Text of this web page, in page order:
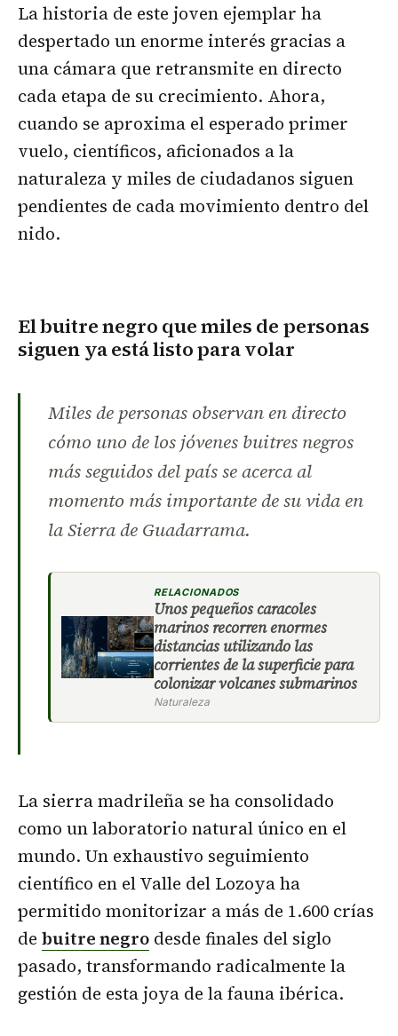
La historia de este joven ejemplar ha
despertado un enorme interés gracias a
una cámara que retransmite en directo
cada etapa de su crecimiento. Ahora,
cuando se aproxima el esperado primer
vuelo, científicos, aficionados a la
naturaleza y miles de ciudadanos siguen
pendientes de cada movimiento dentro del
nido.
El buitre negro que miles de personas
siguen ya está listo para volar
Miles de personas observan en directo
cómo uno de los jóvenes buitres negros
más seguidos del país se acerca al
momento más importante de su vida en
la Sierra de Guadarrama.
RELACIONADOS
Unos pequeños caracoles
marinos recorren enormes
distancias utilizando las
corrientes de la superficie para
colonizar volcanes submarinos
Naturaleza
La sierra madrileña se ha consolidado
como un laboratorio natural único en el
mundo. Un exhaustivo seguimiento
científico en el Valle del Lozoya ha
permitido monitorizar a más de 1.600 crías
de buitre negro desde finales del siglo
pasado, transformando radicalmente la
gestión de esta joya de la fauna ibérica.